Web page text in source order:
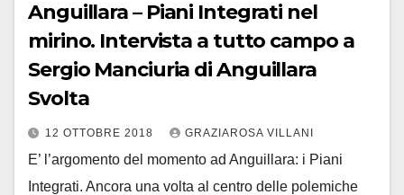
Anguillara – Piani Integrati nel
mirino. Intervista a tutto campo a
Sergio Manciuria di Anguillara
Svolta
12 OTTOBRE 2018 GRAZIAROSA VILLANI
E’ l’argomento del momento ad Anguillara: i Piani
Integrati. Ancora una volta al centro delle polemiche